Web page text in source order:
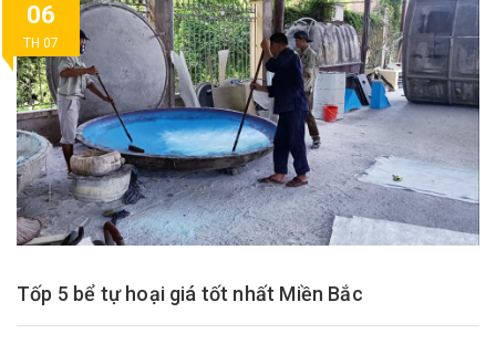
06
TH 07
Tốp 5 bể tự hoại giá tốt nhất Miền Bắc